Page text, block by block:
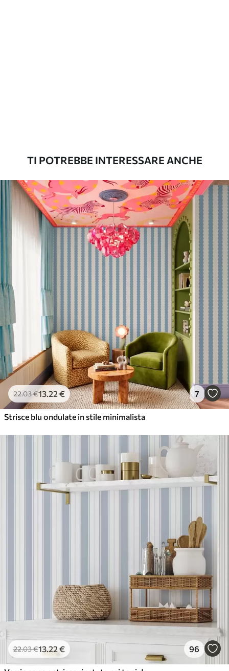
Standard
45.0027.00€/m²
Premium
56 .67 34 .00€/m²
Vinile Premium
€ /m²
TI POTREBBE INTERESSARE ANCHE
22.03€13.22 € 7
Strisce blu ondulate in stile minimalista
22.03€13.22€ 96